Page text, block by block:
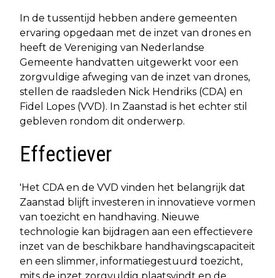
In de tussentijd hebben andere gemeenten
ervaring opgedaan met de inzet van drones en
heeft de Vereniging van Nederlandse
Gemeente handvatten uitgewerkt voor een
zorgvuldige afweging van de inzet van drones,
stellen de raadsleden Nick Hendriks (CDA) en
Fidel Lopes (VVD). In Zaanstad is het echter stil
gebleven rondom dit onderwerp.
Effectiever
'Het CDA en de VVD vinden het belangrijk dat
Zaanstad blijft investeren in innovatieve vormen
van toezicht en handhaving. Nieuwe
technologie kan bijdragen aan een effectievere
inzet van de beschikbare handhavingscapaciteit
en een slimmer, informatiegestuurd toezicht,
mits de inzet zorgvuldig plaatsvindt en de